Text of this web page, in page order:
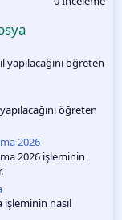
yapılacağını öğreten
öğreten
2026
2026 işleminin
nasıl